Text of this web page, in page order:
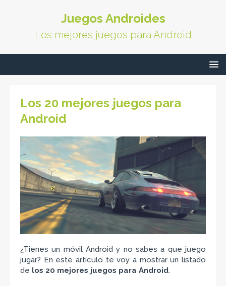
Juegos Androides
Los mejores juegos para Android
Los 20 mejores juegos para
Android
¿Tienes un móvil Android y no sabes a que juego
jugar? En este artículo te voy a mostrar un listado
de los 20 mejores juegos para Android.